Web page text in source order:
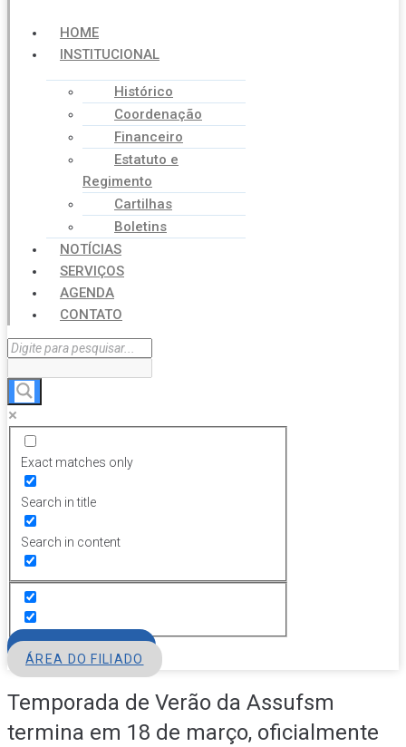
HOME
INSTITUCIONAL
Histórico
Coordenação
Financeiro
Estatuto e
Regimento
Cartilhas
Boletins
NOTÍCIAS
SERVIÇOS
AGENDA
CONTATO
Exact matches only
Search in title
Search in content
ÁREA DO FILIADO
Temporada de Verão da Assufsm
termina em 18 de março, oficialmente